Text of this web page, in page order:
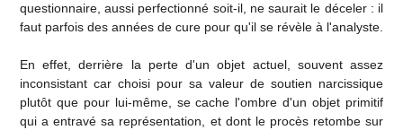
questionnaire, aussi perfectionné soit-il, ne saurait le déceler : il
faut parfois des années de cure pour qu'il se révèle à l'analyste.
En effet, derrière la perte d'un objet actuel, souvent assez
inconsistant car choisi pour sa valeur de soutien narcissique
plutôt que pour lui-même, se cache l'ombre d'un objet primitif
qui a entravé sa représentation, et dont le procès retombe sur